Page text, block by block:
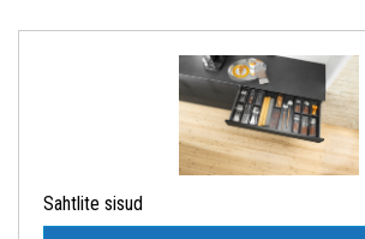
Sahtlite sisud